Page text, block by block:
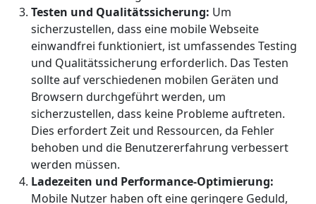
Testen und Qualitätssicherung: Um
sicherzustellen, dass eine mobile Webseite
einwandfrei funktioniert, ist umfassendes Testing
und Qualitätssicherung erforderlich. Das Testen
sollte auf verschiedenen mobilen Geräten und
Browsern durchgeführt werden, um
sicherzustellen, dass keine Probleme auftreten.
Dies erfordert Zeit und Ressourcen, da Fehler
behoben und die Benutzererfahrung verbessert
werden müssen.
Ladezeiten und Performance-Optimierung:
Mobile Nutzer haben oft eine geringere Geduld,